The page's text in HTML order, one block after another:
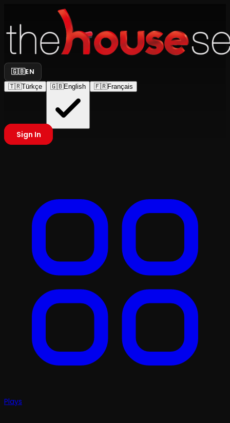
🇬🇧EN
🇹🇷Türkçe 🇬🇧English 🇫🇷Français
Sign In
Plays